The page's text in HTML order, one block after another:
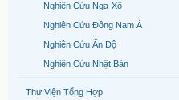
Nghiên Cứu Nga-Xô
Nghiên Cứu Đông Nam Á
Nghiên Cứu Ấn Độ
Nghiên Cứu Nhật Bản
Thư Viện Tổng Hợp